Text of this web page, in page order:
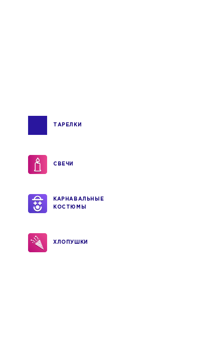
ТАРЕЛКИ
СВЕЧИ
КАРНАВАЛЬНЫЕ
КОСТЮМЫ
ХЛОПУШКИ